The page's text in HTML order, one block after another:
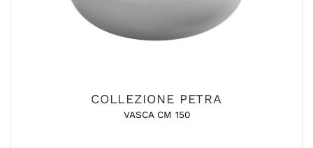
COLLEZIONE PETRA
VASCA CM 150